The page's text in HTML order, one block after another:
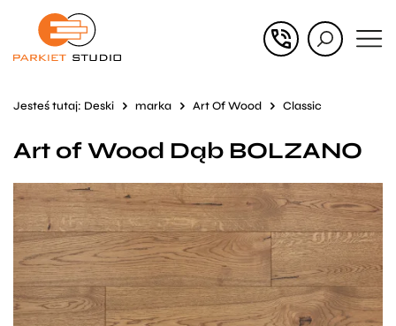
Przejdź
Przejdź
stopce
Jesteś tutaj: Deski marka Art Of Wood Classic
Art of Wood Dąb BOLZANO